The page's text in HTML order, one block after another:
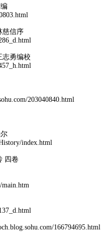
慈信序
志勇编校
203040840.html
index.html
四卷
main.htm
166794695.html